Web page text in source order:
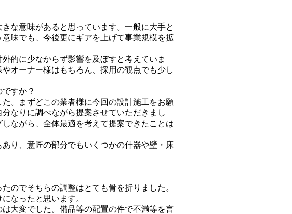
な意味があると思っています。一般に大手と
味でも、今後更にギアを上げて事業規模を拡
的に少なからず影響を及ぼすと考えていま
オーナー様はもちろん、採用の観点でも少し
すか？
。まずどこの業者様に今回の設計施工をお願
なりに調べながら提案させていただきまし
ながら、全体最適を考えて提案できたことは
り、意匠の部分でもいくつかの什器や壁・床
のでそちらの調整はとても骨を折りました。
なったと思います。
大変でした。備品等の配置の件で不満等を言